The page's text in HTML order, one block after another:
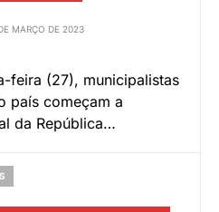
MARÇO DE 2023
feira (27), municipalistas
país começam a
da República…